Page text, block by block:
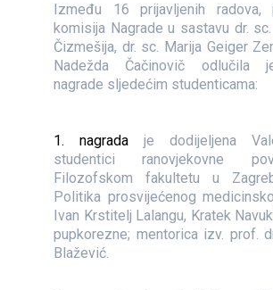
Između 16 prijavljenih radova,
komisija Nagrade u sastavu dr.
Čizmešija, dr. sc. Marija Geiger
Nadežda Čačinovič odlučila
nagrade sljedećim studenticama:
1. nagrada je dodijeljena
studentici ranovjekovne
Filozofskom fakultetu u
Politika prosvijećenog
Ivan Krstitelj Lalangu, Kratek
pupkorezne; mentorica izv. prof.
Blažević.